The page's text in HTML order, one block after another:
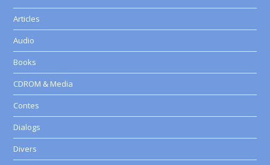
Articles
Audio
Books
CDROM & Media
Contes
Dialogs
Divers